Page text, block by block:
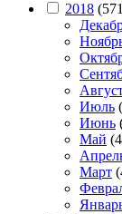
2018
Июль
Июнь
Май
Март